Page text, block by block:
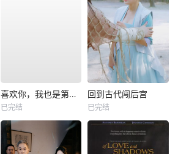
喜欢你，我也是第一部
已完结
回到古代闯后宫
已完结